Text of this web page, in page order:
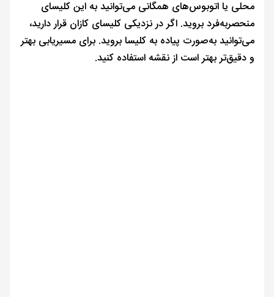
محلی یا اتوبوس‌های همگانی می‌توانید به این کلیسای
منحصربه‌فرد بروید. اگر در نزدیکی کلیسای کازان قرار دارید،
می‌توانید به‌صورت پیاده به کلیسا بروید. برای مسیریابی بهتر
و دقیق‌تر بهتر است از نقشه استفاده کنید.